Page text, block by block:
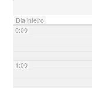
Dia inteiro
0:00
1:00